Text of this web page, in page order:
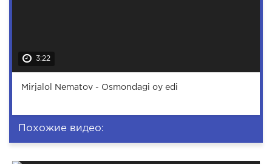
3:22
Mirjalol Nematov - Osmondagi oy edi
Похожие видео: